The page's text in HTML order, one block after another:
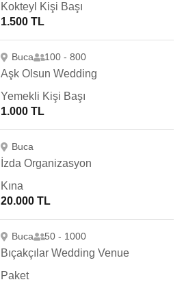
Kokteyl Kişi Başı
1.500 TL
Buca 100 - 800
Aşk Olsun Wedding
Yemekli Kişi Başı
1.000 TL
Buca
İzda Organizasyon
Kına
20.000 TL
Buca 50 - 1000
Bıçakçılar Wedding Venue
Paket